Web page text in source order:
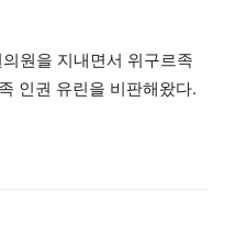
원을 지내면서 위구르족
인권 유린을 비판해왔다.